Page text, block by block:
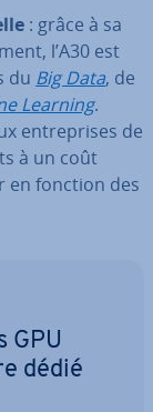
: grâce à sa
l’A30 est
du Big Data, de
Learning.
en­tre­prises de
à un coût
en fonction des
GPU
dédié